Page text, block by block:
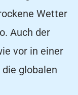
Wetter
Auch der
vor in einer
globalen